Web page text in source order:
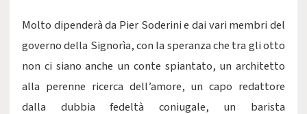
Molto dipenderà da Pier Soderini e dai vari membri del
governo della Signorìa, con la speranza che tra gli otto
non ci siano anche un conte spiantato, un architetto
alla perenne ricerca dell’amore, un capo redattore
dalla dubbia fedeltà coniugale, un barista